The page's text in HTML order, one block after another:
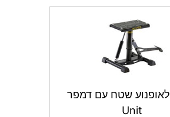
שטח עם דמפר
Unit